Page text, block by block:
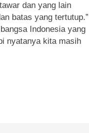
dan yang lain
batas yang tertutup.”
Indonesia yang
nyatanya kita masih